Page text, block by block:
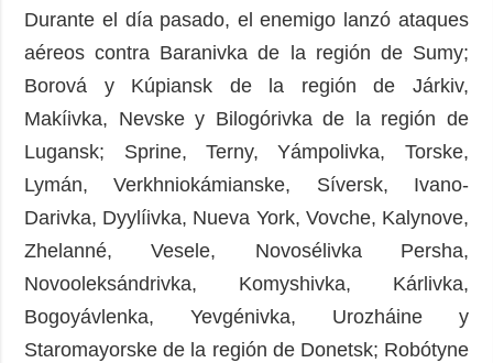
Durante el día pasado, el enemigo lanzó ataques
aéreos contra Baranivka de la región de Sumy;
Borová y Kúpiansk de la región de Járkiv,
Makíivka, Nevske y Bilogórivka de la región de
Lugansk; Sprine, Terny, Yámpolivka, Torske,
Lymán, Verkhniokámianske, Síversk, Ivano-
Darivka, Dyylíivka, Nueva York, Vovche, Kalynove,
Zhelanné, Vesele, Novosélivka Persha,
Novooleksándrivka, Komyshivka, Kárlivka,
Bogoyávlenka, Yevgénivka, Urozháine y
Staromayorske de la región de Donetsk; Robótyne